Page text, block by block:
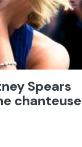
Spears
chanteuse